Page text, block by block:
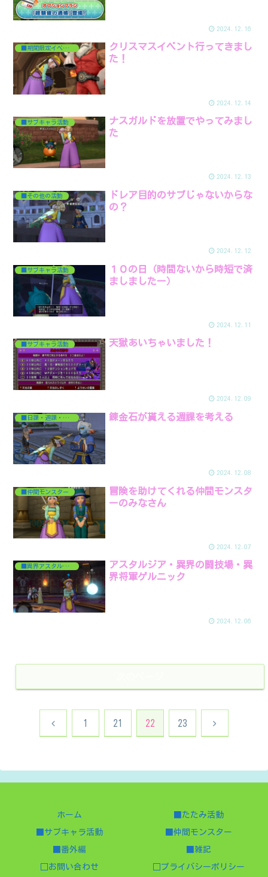
2024.12.16
■期間限定イベント
クリスマスイベント行ってきまし
た！
2024.12.14
■サブキャラ活動
ナスガルドを放置でやってみまし
た
2024.12.13
■その他の活動
ドレア目的のサブじゃないからな
の？
2024.12.12
■サブキャラ活動
１０の日（時間ないから時短で済
ましましたー）
2024.12.11
■サブキャラ活動 天獄あいちゃいました！
2024.12.09
■日課・週課・月課 錬金石が貰える週課を考える
2024.12.08
■仲間モンスター
冒険を助けてくれる仲間モンスタ
ーのみなさん
2024.12.07
■異界アスタルジア
アスタルジア・異界の闘技場・異
界将軍ゲルニック
2024.12.06
前 1 21 22 23 次
ホーム ■たたみ活動
■サブキャラ活動 ■仲間モンスター
■番外編 ■雑記
□お問い合わせ □プライバシーポリシー